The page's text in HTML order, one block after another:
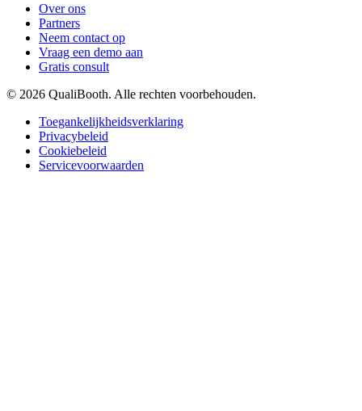
Over ons
Partners
Neem contact op
Vraag een demo aan
Gratis consult
© 2026 QualiBooth. Alle rechten voorbehouden.
Toegankelijkheidsverklaring
Privacybeleid
Cookiebeleid
Servicevoorwaarden